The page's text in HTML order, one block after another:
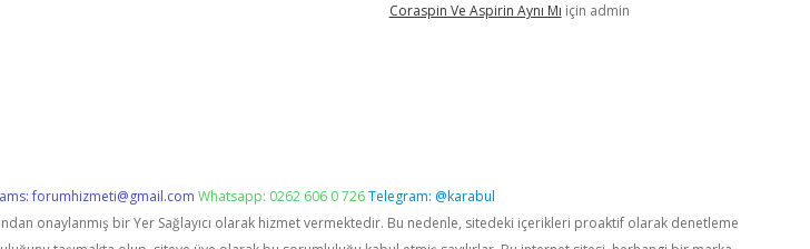
Coraspin Ve Aspirin Aynı Mı için admin
forumhizmeti@gmail.com Whatsapp: 0262 606 0 726Telegram: @karabul
onaylanmış bir Yer Sağlayıcı olarak hizmet vermektedir. Bu nedenle, sitedeki içerikleri proaktif olarak denetleme